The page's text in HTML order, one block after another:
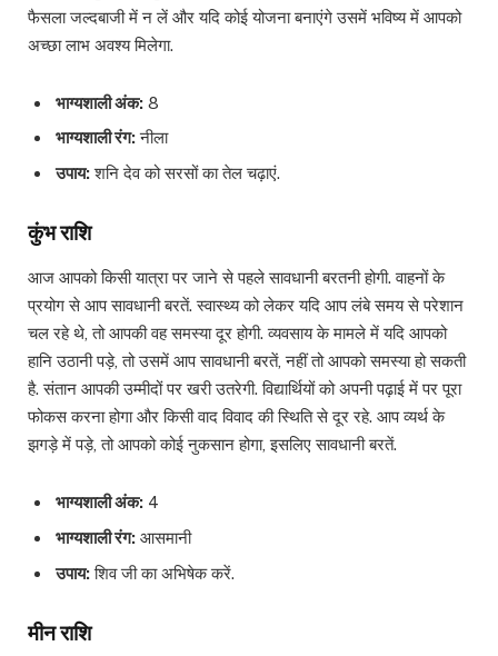
फैसला जल्दबाजी में न लें और यदि कोई योजना बनाएंगे उसमें भविष्य में आपको
अच्छा लाभ अवश्य मिलेगा.
भाग्यशाली अंक: 8
भाग्यशाली रंग:नीला
उपाय:शनि देव को सरसों का तेल चढ़ाएं.
कुंभ राशि
आज आपको किसी यात्रा पर जाने से पहले सावधानी बरतनी होगी. वाहनों के
प्रयोग से आप सावधानी बरतें. स्वास्थ्य को लेकर यदि आप लंबे समय से परेशान
चल रहे थे, तो आपकी वह समस्या दूर होगी. व्यवसाय के मामले में यदि आपको
हानि उठानी पड़े, तो उसमें आप सावधानी बरतें, नहीं तो आपको समस्या हो सकती
है. संतान आपकी उम्मीदों पर खरी उतरेगी. विद्यार्थियों को अपनी पढ़ाई में पर पूरा
फोकस करना होगा और किसी वाद विवाद की स्थिति से दूर रहे. आप व्यर्थ के
झगड़े में पड़े, तो आपको कोई नुकसान होगा, इसलिए सावधानी बरतें.
भाग्यशाली अंक: 4
भाग्यशाली रंग: आसमानी
उपाय:शिव जी का अभिषेक करें.
मीन राशि